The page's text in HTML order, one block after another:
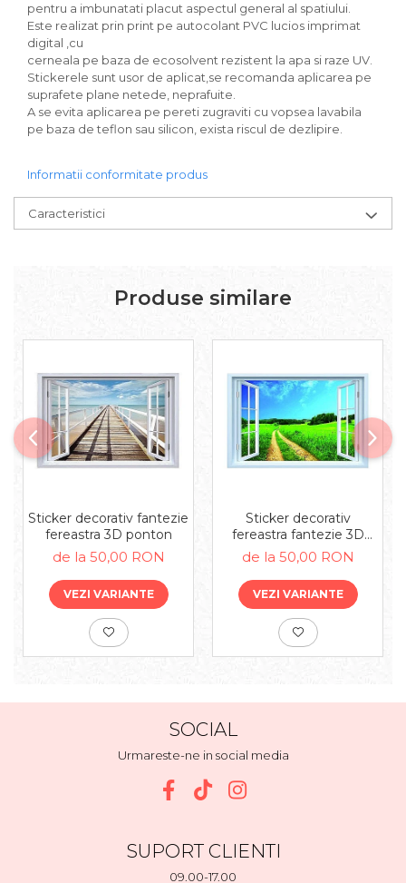
pentru a imbunatati placut aspectul general al spatiului.
Este realizat prin print pe autocolant PVC lucios imprimat
digital ,cu
cerneala pe baza de ecosolvent rezistent la apa si raze UV.
Stickerele sunt usor de aplicat,se recomanda aplicarea pe
suprafete plane netede, neprafuite.
A se evita aplicarea pe pereti zugraviti cu vopsea lavabila
pe baza de teflon sau silicon, exista riscul de dezlipire.
Informatii conformitate produs
Caracteristici
Produse similare
Sticker decorativ fantezie
fereastra 3D ponton
de la 50,00 RON
VEZI VARIANTE
Sticker decorativ
fereastra fantezie 3D
campie
de la 50,00 RON
VEZI VARIANTE
SOCIAL
Urmareste-ne in social media
SUPORT CLIENTI
09.00-17.00